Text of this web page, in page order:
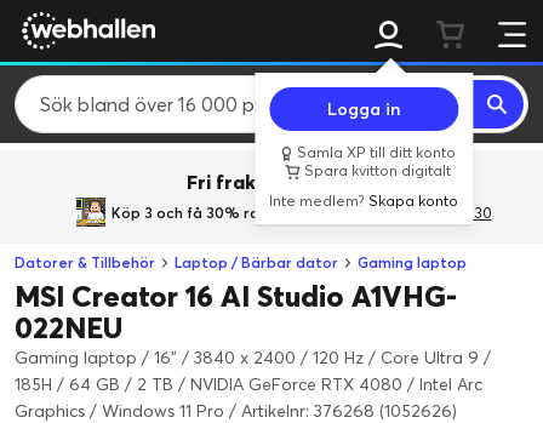
Logga in
Samla XP till ditt konto
Spara kvitton digitalt
Inte medlem?Skapa konto
Fri frakt över 800 kr.
Köp 3 och få 30% rabatt med rabattkoden 3Gives30
Datorer & Tillbehör Laptop / Bärbar dator Gaming laptop
MSI Creator 16 AI Studio A1VHG-
022NEU
Gaming laptop / 16" / 3840 x 2400 / 120 Hz / Core Ultra 9 /
185H / 64 GB / 2 TB / NVIDIA GeForce RTX 4080 / Intel Arc
Graphics / Windows 11 Pro / Artikelnr: 376268 (1052626)